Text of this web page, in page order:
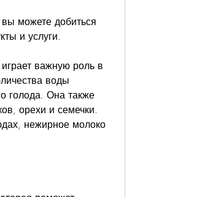
можете добиться
и услуги.
важную роль в
воды
голода. Она также
орехи и семечки.
нежирное молоко